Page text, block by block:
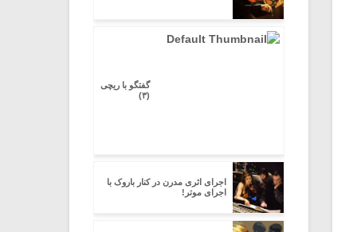
گفتگو با ریچی
(۳)
اجرای اثری مدرن در کنار باروک با
اجرای موتر!